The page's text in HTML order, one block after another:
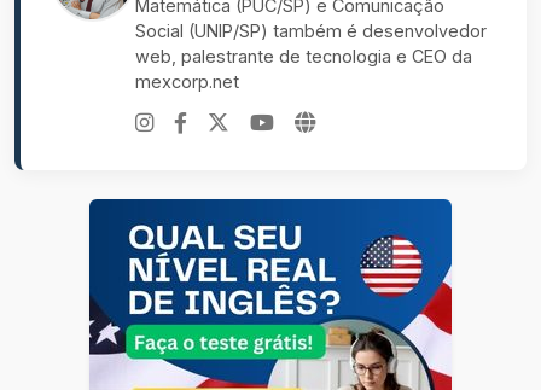
Matemática (PUC/SP) e Comunicação
Social (UNIP/SP) também é desenvolvedor
web, palestrante de tecnologia e CEO da
mexcorp.net